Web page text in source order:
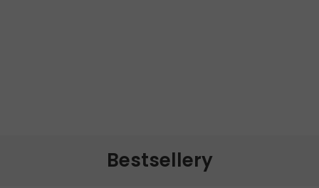
Bestsellery